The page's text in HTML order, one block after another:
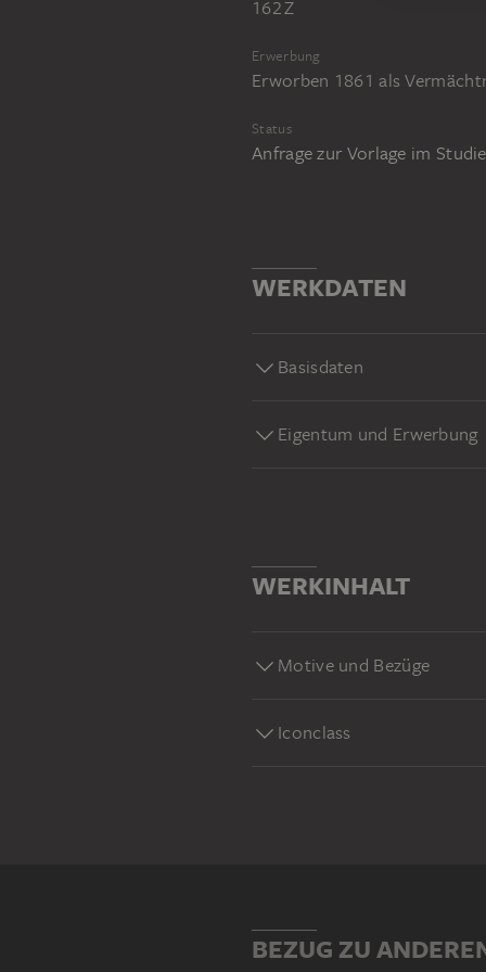
162 Z
Erwerbung
Erworben 1861 als
Status
Anfrage zur Vorlage im
WERKDATEN
Basisdaten
Eigentum und Erwerbung
WERKINHALT
Motive und Bezüge
Iconclass
BEZUG ZU